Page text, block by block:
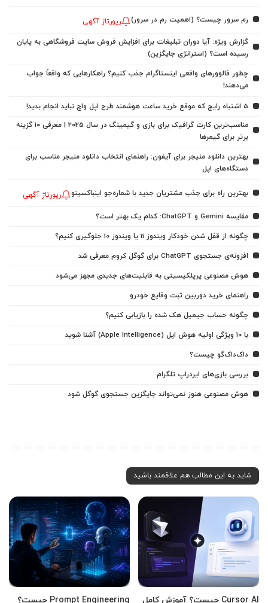
رم سرور چیست؟ (اهمیت رم در سرور) رپورتاژ آگهی
گزارش ویژه: آیا دوران تبلیغات برای افزایش فروش سایت فروشگاهی به پایان
رسیده است؟ (استراتژی جایگزین)
چطور فالوورهای واقعی اینستاگرام جذب کنیم؟ راهکارهایی که واقعاً جواب
می‌دهند!
5 اشتباه رایج که موقع خرید ساعت هوشمند طرح اپل واچ نباید انجام بدید!
مناسب‌ترین کارت گرافیک برای بازی و گیمینگ در سال ۲۰۲۵ | معرفی ۱۰ گزینه
برتر برای گیمرها
بهترین دانلود منیجر برای آیفون: راهنمای انتخاب دانلود منیجر مناسب برای
دستگاه‌های اپل
بهترین راه برای جذب مشتریان جدید با شماره‌جو اینباکسینو رپورتاژ آگهی
مقایسه Gemini و ChatGPT: کدام یک بهتر است؟
چگونه از قفل شدن خودکار ویندوز 11 یا ویندوز 10 جلوگیری کنیم؟
افزونه‌ی جستجوی ChatGPT برای گوگل کروم معرفی شد
هوش مصنوعی پرپلکیسیتی به قابلیت‌های جدیدی مجهز می‌شود
راهنمای خرید دوربین ثبت وقایع خودرو
چگونه حساب جیمیل هک شده را بازیابی کنیم؟
با ۱۰ ویژگی اولیه هوش اپل (Apple Intelligence) آشنا شوید
داک‌داک‌گو چیست؟
بررسی بازی‌های ایردراپ تلگرام
هوش مصنوعی هنوز نمی‌تواند جایگزین جستجوی گوگل شود
شاید به این مطالب هم علاقمند باشید
Cursor AI چیست؟ آموزش کامل
Prompt Engineering چیست؟